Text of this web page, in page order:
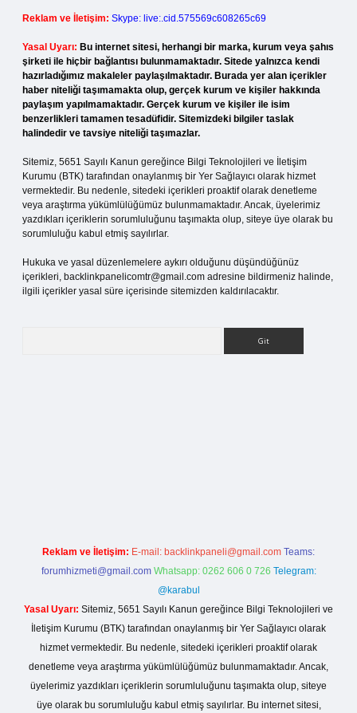
Reklam ve İletişim: Skype: live:.cid.575569c608265c69
Yasal Uyarı: Bu internet sitesi, herhangi bir marka, kurum veya şahıs
şirketi ile hiçbir bağlantısı bulunmamaktadır. Sitede yalnızca kendi
hazırladığımız makaleler paylaşılmaktadır. Burada yer alan içerikler
haber niteliği taşımamakta olup, gerçek kurum ve kişiler hakkında
paylaşım yapılmamaktadır. Gerçek kurum ve kişiler ile isim
benzerlikleri tamamen tesadüfidir. Sitemizdeki bilgiler taslak
halindedir ve tavsiye niteliği taşımazlar.
Sitemiz, 5651 Sayılı Kanun gereğince Bilgi Teknolojileri ve İletişim
Kurumu (BTK) tarafından onaylanmış bir Yer Sağlayıcı olarak hizmet
vermektedir. Bu nedenle, sitedeki içerikleri proaktif olarak denetleme
veya araştırma yükümlülüğümüz bulunmamaktadır. Ancak, üyelerimiz
yazdıkları içeriklerin sorumluluğunu taşımakta olup, siteye üye olarak bu
sorumluluğu kabul etmiş sayılırlar.
Hukuka ve yasal düzenlemelere aykırı olduğunu düşündüğünüz
içerikleri, backlinkpanelicomtr@gmail.com adresine bildirmeniz halinde,
ilgili içerikler yasal süre içerisinde sitemizden kaldırılacaktır.
Reklam ve İletişim: E-mail: backlinkpaneli@gmail.com Teams:
forumhizmeti@gmail.com Whatsapp: 0262 606 0 726 Telegram:
@karabul
Yasal Uyarı: Sitemiz, 5651 Sayılı Kanun gereğince Bilgi Teknolojileri ve
İletişim Kurumu (BTK) tarafından onaylanmış bir Yer Sağlayıcı olarak
hizmet vermektedir. Bu nedenle, sitedeki içerikleri proaktif olarak
denetleme veya araştırma yükümlülüğümüz bulunmamaktadır. Ancak,
üyelerimiz yazdıkları içeriklerin sorumluluğunu taşımakta olup, siteye
üye olarak bu sorumluluğu kabul etmiş sayılırlar. Bu internet sitesi,